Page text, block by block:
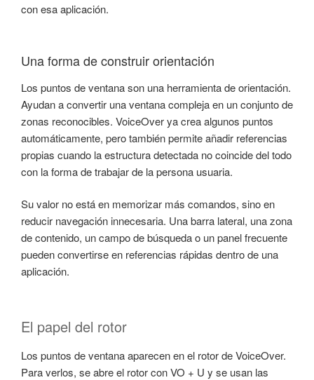
con esa aplicación.
Una forma de construir orientación
Los puntos de ventana son una herramienta de orientación.
Ayudan a convertir una ventana compleja en un conjunto de
zonas reconocibles. VoiceOver ya crea algunos puntos
automáticamente, pero también permite añadir referencias
propias cuando la estructura detectada no coincide del todo
con la forma de trabajar de la persona usuaria.
Su valor no está en memorizar más comandos, sino en
reducir navegación innecesaria. Una barra lateral, una zona
de contenido, un campo de búsqueda o un panel frecuente
pueden convertirse en referencias rápidas dentro de una
aplicación.
El papel del rotor
Los puntos de ventana aparecen en el rotor de VoiceOver.
Para verlos, se abre el rotor con VO + U y se usan las